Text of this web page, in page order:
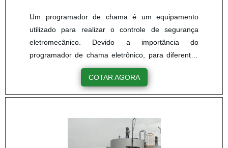
Um programador de chama é um equipamento
utilizado para realizar o controle de segurança
eletromecânico. Devido a importância do
programador de chama eletrônico, para diferentes
processos produtivos, ele é projetado para
aplicação em diferentes modelos de queimadores,
podendo ser empregado principalmente em
modulação. Para que todas as vantagens sejam
asseguradas, é essencial que o comprador realize
uma intensa busca de mercado antes de escolher o
COTAR AGORA